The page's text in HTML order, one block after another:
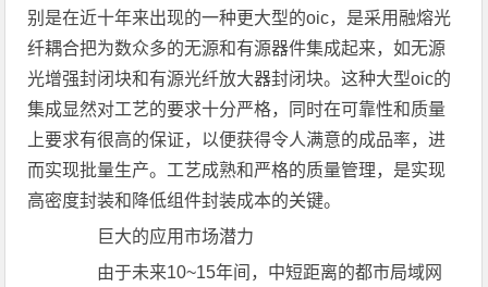
别是在近十年来出现的一种更大型的oic，是采用融熔光
纤耦合把为数众多的无源和有源器件集成起来，如无源
光增强封闭块和有源光纤放大器封闭块。这种大型oic的
集成显然对工艺的要求十分严格，同时在可靠性和质量
上要求有很高的保证，以便获得令人满意的成品率，进
而实现批量生产。工艺成熟和严格的质量管理，是实现
高密度封装和降低组件封装成本的关键。
巨大的应用市场潜力
由于未来10~15年间，中短距离的都市局域网